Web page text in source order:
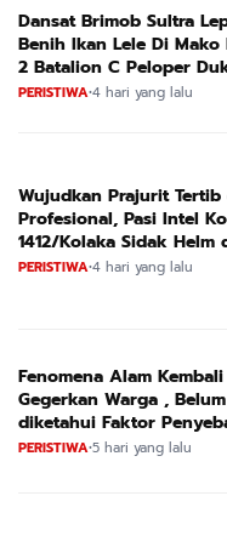
Dansat Brimob Sultra
Benih Ikan Lele Di Mako
2 Batalion C Peloper
ketahanan Pangan
PERISTIWA•4 hari yang lalu
Wujudkan Prajurit Tertib
Profesional, Pasi Intel
1412/Kolaka Sidak Helm
Kendaraan
PERISTIWA•4 hari yang lalu
Fenomena Alam Kembali
Gegerkan Warga , Belum
diketahui Faktor
Suara
PERISTIWA•5 hari yang lalu